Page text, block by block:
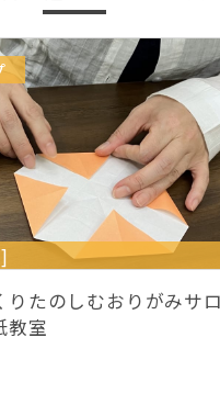
りたのしむおりがみサ
教室